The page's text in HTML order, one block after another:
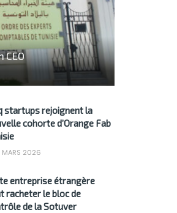
CEO
startups rejoignent la
cohorte d’Orange Fab
2026
entreprise étrangère
racheter le bloc de
de la Sotuver